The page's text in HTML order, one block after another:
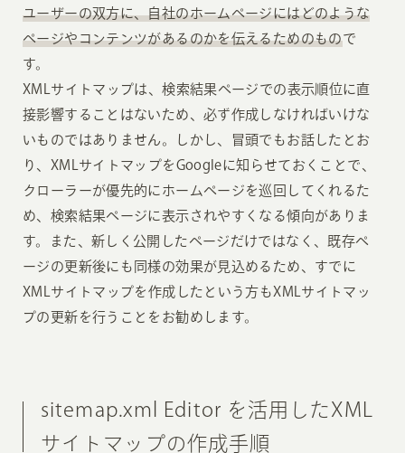
ユーザーの双方に、自社のホームページにはどのような
ページやコンテンツがあるのかを伝えるためのもので
す。
XMLサイトマップは、検索結果ページでの表示順位に直
接影響することはないため、必ず作成しなければいけな
いものではありません。しかし、冒頭でもお話したとお
り、XMLサイトマップをGoogleに知らせておくことで、
クローラーが優先的にホームページを巡回してくれるた
め、検索結果ページに表示されやすくなる傾向がありま
す。また、新しく公開したページだけではなく、既存ペ
ージの更新後にも同様の効果が見込めるため、すでに
XMLサイトマップを作成したという方もXMLサイトマッ
プの更新を行うことをお勧めします。
sitemap.xml Editor を活用したXML
サイトマップの作成手順